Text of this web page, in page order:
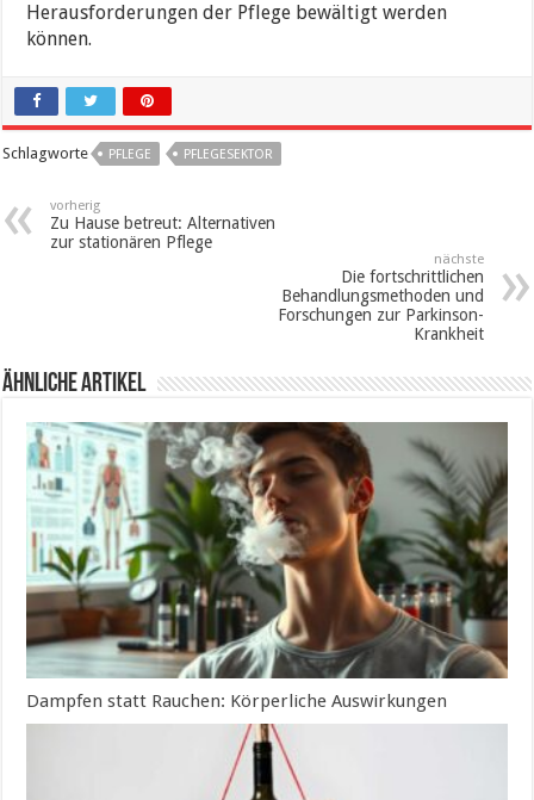
Herausforderungen der Pflege bewältigt werden
können.
Schlagworte PFLEGE PFLEGESEKTOR
vorherig
Zu Hause betreut: Alternativen
zur stationären Pflege
nächste
Die fortschrittlichen
Behandlungsmethoden und
Forschungen zur Parkinson-
Krankheit
ähnliche Artikel
Dampfen statt Rauchen: Körperliche Auswirkungen